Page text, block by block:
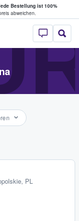
Bestellung ist 100%
abweichen.
- Wo
PL